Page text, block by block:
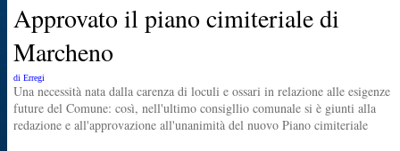
Approvato il piano cimiteriale di
Marcheno
di Erregi
Una necessità nata dalla carenza di loculi e ossari in relazione alle esigenze
future del Comune: così, nell'ultimo consigllio comunale si è giunti alla
redazione e all'approvazione all'unanimità del nuovo Piano cimiteriale